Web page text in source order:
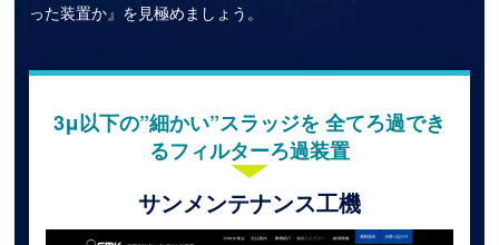
った装置か』を見極めましょう。
3μ以下の”細かい”スラッジを 全てろ過でき
るフィルターろ過装置
サンメンテナンス工機